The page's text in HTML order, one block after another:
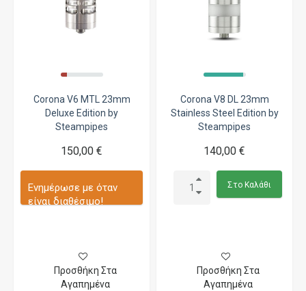
Corona V6 MTL 23mm
Deluxe Edition by
Steampipes
150,00 €
Ενημέρωσε με όταν
είναι διαθέσιμο!
Προσθήκη Στα
Αγαπημένα
Corona V8 DL 23mm
Stainless Steel Edition by
Steampipes
140,00 €
Στο Καλάθι
Προσθήκη Στα
Αγαπημένα